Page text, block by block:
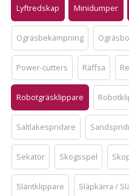
Lyftredskap Minidumper
Ogräsbekämpning
Power-cutters Räffsa
Robotgräsklippare
Saltlakespridare
Sekatör Skogsspel
Släntklippare Släpkärra /